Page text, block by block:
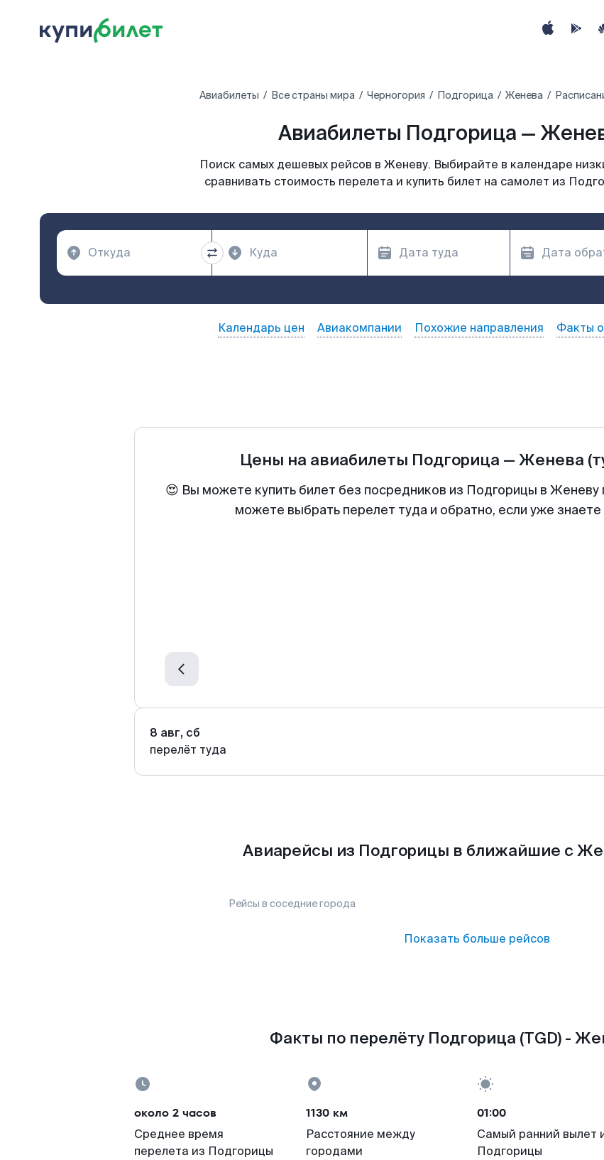
Авиабилеты Все страны мира Черногория Подгорица Женева
Авиабилеты Подгорица —
Поиск самых дешевых рейсов в Женеву. Выбирайте в календаре
сравнивать стоимость перелета и купить билет на самолет из
Календарь цен Авиакомпании Похожие направления Факты
Цены на авиабилеты Подгорица — Женева
😍 Вы можете купить билет без посредников из Подгорицы в Женеву
можете выбрать перелет туда и обратно, если уже
8 авг, сб
перелёт туда
Авиарейсы из Подгорицы в ближайшие с
Рейсы в соседние города
Показать больше рейсов
Факты по перелёту Подгорица (TGD) -
около 2 часов
Среднее время
перелета из Подгорицы
1130 км
Расстояние между
городами
01:00
Самый ранний вылет
Подгорицы